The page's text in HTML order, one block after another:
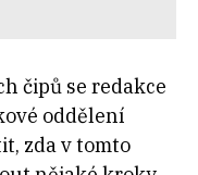
čipů se redakce
oddělení
zda vtomto